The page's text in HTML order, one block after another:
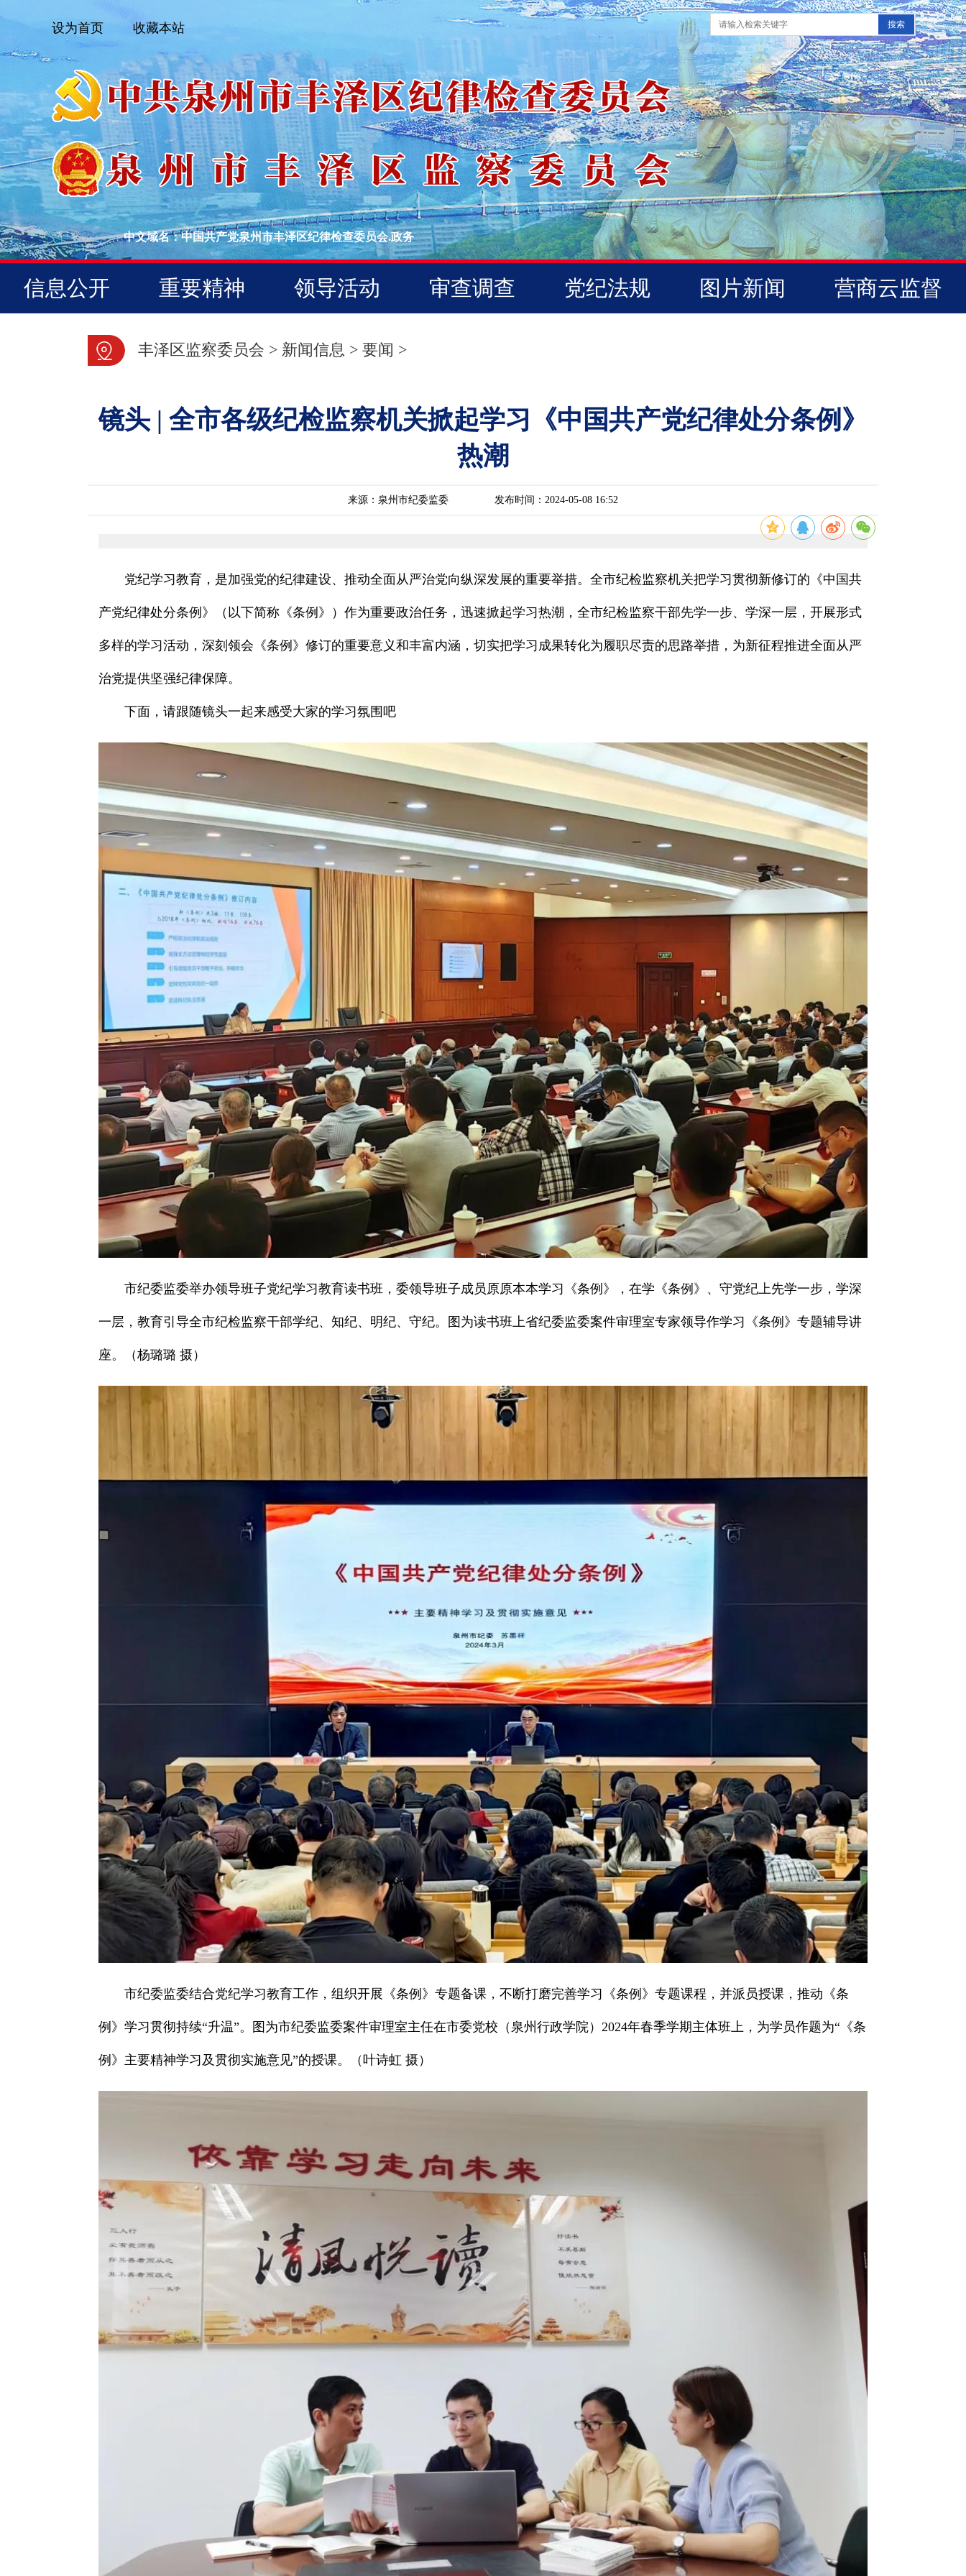
设为首页 收藏本站
中文域名：中国共产党泉州市丰泽区纪律检查委员会.政务
信息公开 重要精神 领导活动 审查调查 党纪法规 图片新闻 营商云监督
丰泽区监察委员会 > 新闻信息 > 要闻 >
镜头 | 全市各级纪检监察机关掀起学习《中国共产党纪律处分条例》
热潮
来源：泉州市纪委监委 发布时间：2024-05-08 16:52
党纪学习教育，是加强党的纪律建设、推动全面从严治党向纵深发展的重要举措。全市纪检监察机关把学习贯彻新修订的《中国共
产党纪律处分条例》（以下简称《条例》）作为重要政治任务，迅速掀起学习热潮，全市纪检监察干部先学一步、学深一层，开展形式
多样的学习活动，深刻领会《条例》修订的重要意义和丰富内涵，切实把学习成果转化为履职尽责的思路举措，为新征程推进全面从严
治党提供坚强纪律保障。
下面，请跟随镜头一起来感受大家的学习氛围吧
市纪委监委举办领导班子党纪学习教育读书班，委领导班子成员原原本本学习《条例》，在学《条例》、守党纪上先学一步，学深
一层，教育引导全市纪检监察干部学纪、知纪、明纪、守纪。图为读书班上省纪委监委案件审理室专家领导作学习《条例》专题辅导讲
座。（杨璐璐 摄）
市纪委监委结合党纪学习教育工作，组织开展《条例》专题备课，不断打磨完善学习《条例》专题课程，并派员授课，推动《条
例》学习贯彻持续“升温”。图为市纪委监委案件审理室主任在市委党校（泉州行政学院）2024年春季学期主体班上，为学员作题为“《条
例》主要精神学习及贯彻实施意见”的授课。（叶诗虹 摄）